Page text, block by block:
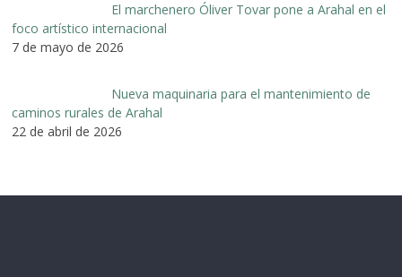
El marchenero Óliver Tovar pone a Arahal en el
foco artístico internacional
7 de mayo de 2026
Nueva maquinaria para el mantenimiento de
caminos rurales de Arahal
22 de abril de 2026